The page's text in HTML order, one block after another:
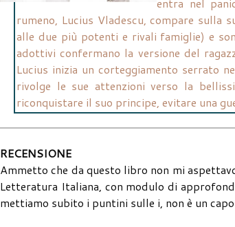
rumeno, Lucius Vladescu, compare
alle due più potenti e rivali famiglie) e
adottivi confermano la versione del
Lucius inizia un corteggiamento serrato
rivolge le sue attenzioni verso la
riconquistare il suo principe, evitare una
RECENSIONE
Ammetto che da questo libro non mi
Letteratura Italiana, con modulo di
mettiamo subito i puntini sulle i, non è un